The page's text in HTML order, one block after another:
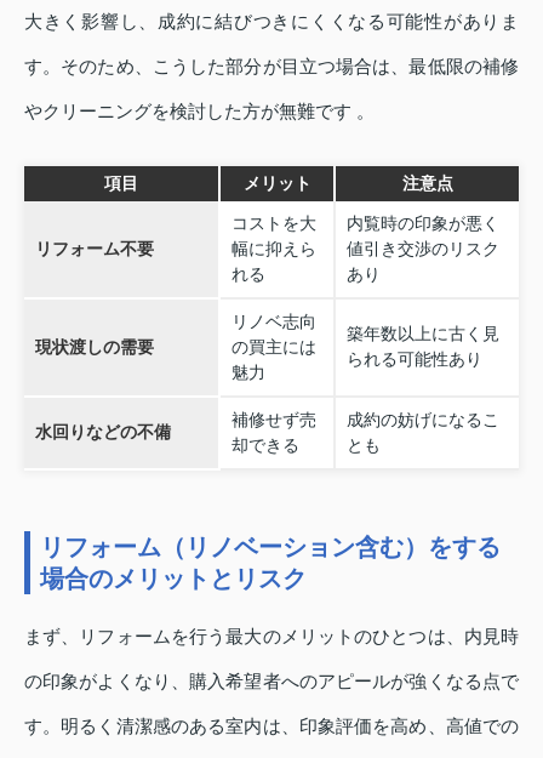
大きく影響し、成約に結びつきにくくなる可能性がありま
す。そのため、こうした部分が目立つ場合は、最低限の補修
やクリーニングを検討した方が無難です 。
項目 メリット 注意点
リフォーム不要
コストを大
幅に抑えら
れる
内覧時の印象が悪く
値引き交渉のリスク
あり
現状渡しの需要
リノベ志向
の買主には
魅力
築年数以上に古く見
られる可能性あり
水回りなどの不備
補修せず売
却できる
成約の妨げになるこ
とも
リフォーム（リノベーション含む）をする
場合のメリットとリスク
まず、リフォームを行う最大のメリットのひとつは、内見時
の印象がよくなり、購入希望者へのアピールが強くなる点で
す。明るく清潔感のある室内は、印象評価を高め、高値での